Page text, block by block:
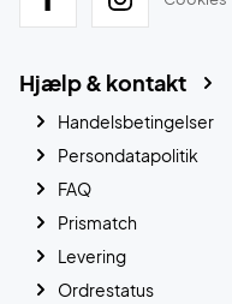
Hjælp & kontakt
Handelsbetingelser
Persondatapolitik
FAQ
Prismatch
Levering
Ordrestatus